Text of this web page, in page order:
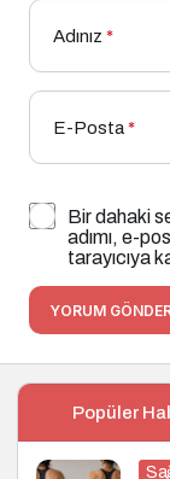
Adınız *
E-Posta*
Bir dahaki
adımı, e-
tarayıcıya
YORUM
Popüler